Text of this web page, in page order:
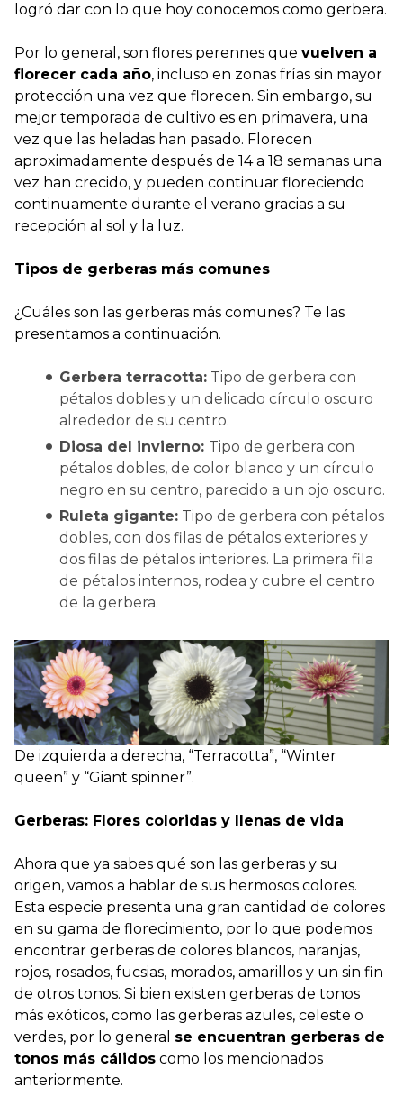
logró dar con lo que hoy conocemos como gerbera.
Por lo general, son flores perennes que vuelven a
florecer cada año, incluso en zonas frías sin mayor
protección una vez que florecen. Sin embargo, su
mejor temporada de cultivo es en primavera, una
vez que las heladas han pasado. Florecen
aproximadamente después de 14 a 18 semanas una
vez han crecido, y pueden continuar floreciendo
continuamente durante el verano gracias a su
recepción al sol y la luz.
Tipos de gerberas más comunes
¿Cuáles son las gerberas más comunes? Te las
presentamos a continuación.
Gerbera terracotta: Tipo de gerbera con
pétalos dobles y un delicado círculo oscuro
alrededor de su centro.
Diosa del invierno: Tipo de gerbera con
pétalos dobles, de color blanco y un círculo
negro en su centro, parecido a un ojo oscuro.
Ruleta gigante: Tipo de gerbera con pétalos
dobles, con dos filas de pétalos exteriores y
dos filas de pétalos interiores. La primera fila
de pétalos internos, rodea y cubre el centro
de la gerbera.
De izquierda a derecha, “Terracotta”, “Winter
queen” y “Giant spinner”.
Gerberas: Flores coloridas y llenas de vida
Ahora que ya sabes qué son las gerberas y su
origen, vamos a hablar de sus hermosos colores.
Esta especie presenta una gran cantidad de colores
en su gama de florecimiento, por lo que podemos
encontrar gerberas de colores blancos, naranjas,
rojos, rosados, fucsias, morados, amarillos y un sin fin
de otros tonos. Si bien existen gerberas de tonos
más exóticos, como las gerberas azules, celeste o
verdes, por lo general se encuentran gerberas de
tonos más cálidos como los mencionados
anteriormente.